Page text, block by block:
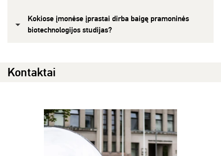
Kokiose įmonėse įprastai dirba baigę pramoninės
biotechnologijos studijas?
Kontaktai